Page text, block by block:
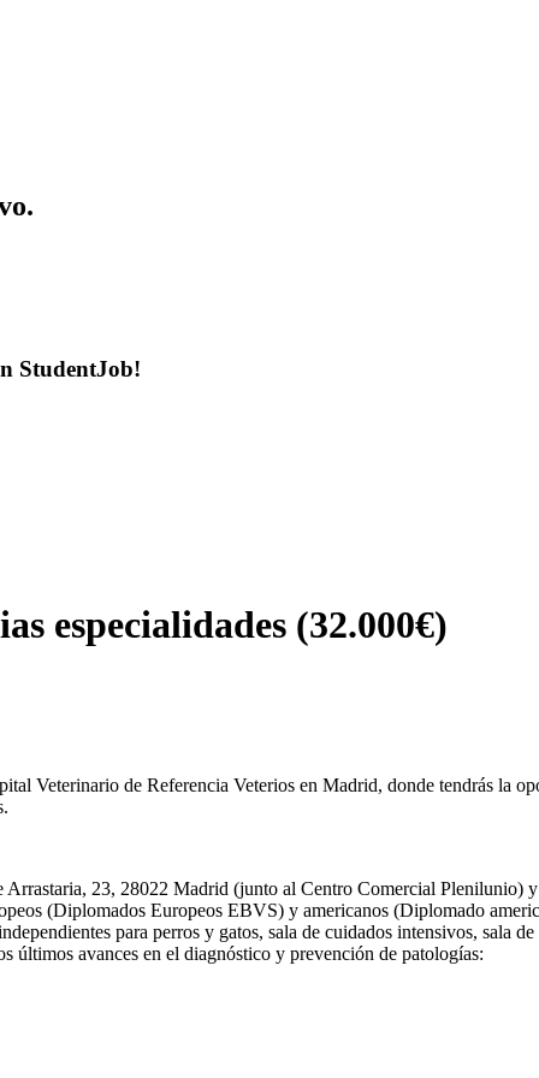
StudentJob!
especialidades (32.000€)
Veterinario de Referencia Veterios en Madrid, donde tendrás la
23, 28022 Madrid (junto al Centro Comercial Plenilunio)
(Diplomados Europeos EBVS) y americanos (Diplomado
para perros y gatos, sala de cuidados intensivos, sala
últimos avances en el diagnóstico y prevención de patologías: